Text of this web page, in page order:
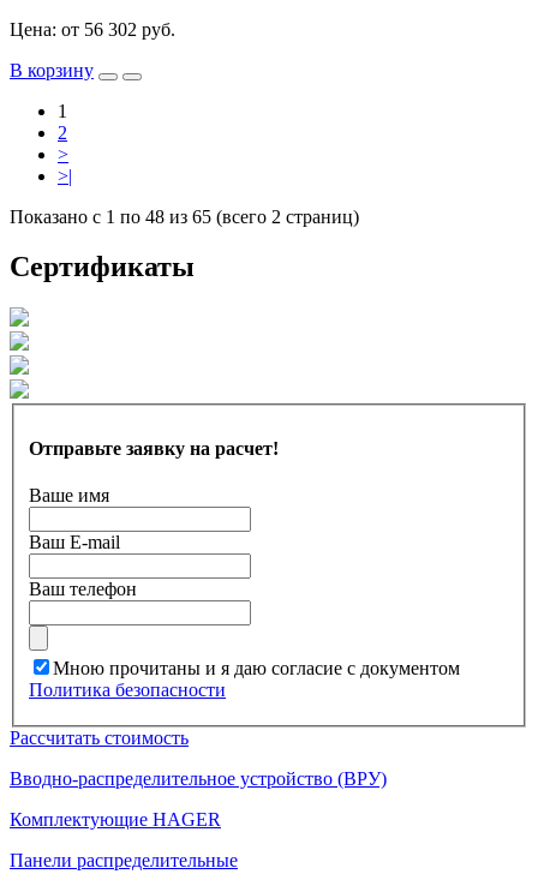
Цена: от 56 302 руб.
В корзину
1
2
>
>|
Показано с 1 по 48 из 65 (всего 2 страниц)
Сертификаты
Отправьте заявку на расчет!
Ваше имя
Ваш E-mail
Ваш телефон
Мною прочитаны и я даю согласие с документом
Политика безопасности
Рассчитать стоимость
Вводно-распределительное устройство (ВРУ)
Комплектующие HAGER
Панели распределительные